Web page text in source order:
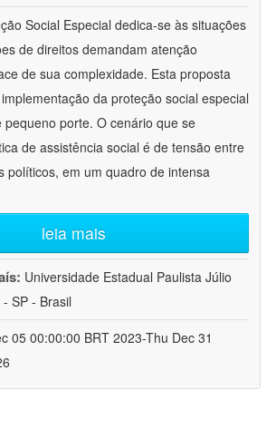
Social Especial dedica-se às situações
de direitos demandam atenção
de sua complexidade. Esta proposta
da proteção social especial
pequeno porte. O cenário que se
de assistência social é de tensão entre
políticos, em um quadro de intensa
leia mais
Universidade Estadual Paulista Júlio
SP - Brasil
05 00:00:00 BRT 2023-Thu Dec 31